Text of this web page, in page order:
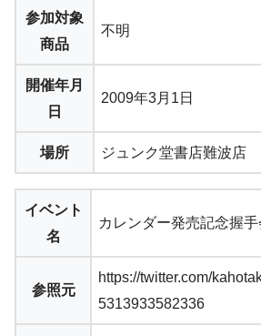
参加対象
商品
不明
開催年月
日
2009年3月1日
場所 ジュンク堂書店難波店
イベント
名
カレンダー発売記念握手
参照元
https://twitter.com/
5313933582336